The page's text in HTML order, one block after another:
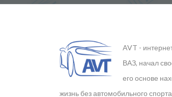
AVT -
ВАЗ, начал
его основе
жизнь без автомобильного